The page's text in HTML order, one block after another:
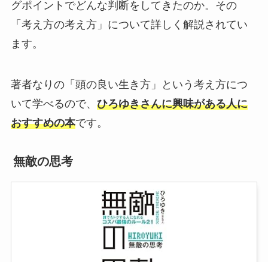
グポイントでどんな判断をしてきたのか。その
「考え方の考え方」について詳しく解説されてい
ます。
著者なりの「頭の良い生き方」という考え方につ
いて学べるので、 ひろゆきさんに興味がある人に
おすすめの本です。
無敵の思考